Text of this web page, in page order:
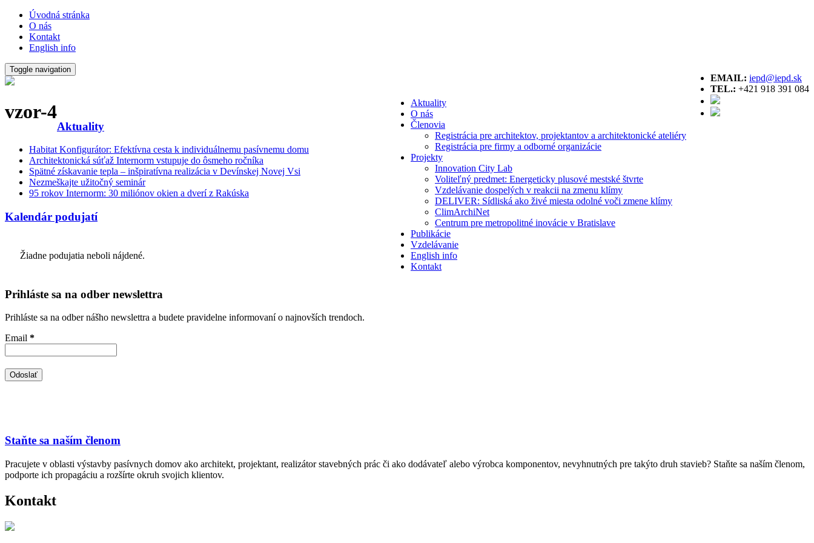
Úvodná stránka
O nás
Kontakt
English info
EMAIL: iepd@iepd.sk
TEL.: +421 918 391 084
Toggle navigation
Aktuality
O nás
Členovia
Registrácia pre architektov, projektantov a architektonické ateliéry
Registrácia pre firmy a odborné organizácie
Projekty
Innovation City Lab
Voliteľný predmet: Energeticky plusové mestské štvrte
Vzdelávanie dospelých v reakcii na zmenu klímy
DELIVER: Sídliská ako živé miesta odolné voči zmene klímy
ClimArchiNet
Centrum pre metropolitné inovácie v Bratislave
Publikácie
Vzdelávanie
English info
Kontakt
vzor-4
Aktuality
Habitat Konfigurátor: Efektívna cesta k individuálnemu pasívnemu domu
Architektonická súťaž Internorm vstupuje do ôsmeho ročníka
Spätné získavanie tepla – inšpiratívna realizácia v Devínskej Novej Vsi
Nezmeškajte užitočný seminár
95 rokov Internorm: 30 miliónov okien a dverí z Rakúska
Kalendár podujatí
Žiadne podujatia neboli nájdené.
Prihláste sa na odber newslettra
Prihláste sa na odber nášho newslettra a budete pravidelne informovaní o najnovších trendoch.
Email *
Staňte sa naším členom
Pracujete v oblasti výstavby pasívnych domov ako architekt, projektant, realizátor stavebných prác či ako dodávateľ alebo výrobca komponentov, nevyhnutných pre takýto druh stavieb? Staňte sa naším členom,
podporte ich propagáciu a rozšírte okruh svojich klientov.
Kontakt